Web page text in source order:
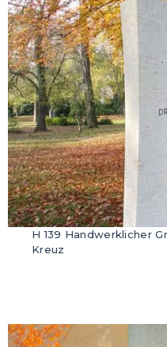
H 139 Handwerklicher
Kreuz